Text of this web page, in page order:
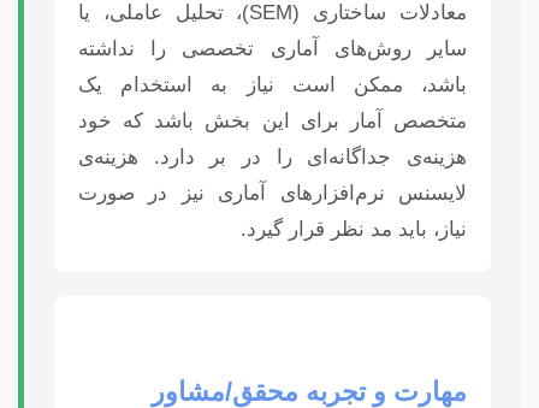
معادلات ساختاری (SEM)، تحلیل عاملی، یا
سایر روش‌های آماری تخصصی را نداشته
باشد، ممکن است نیاز به استخدام یک
متخصص آمار برای این بخش باشد که خود
هزینه‌ی جداگانه‌ای را در بر دارد. هزینه‌ی
لایسنس نرم‌افزارهای آماری نیز در صورت
نیاز، باید مد نظر قرار گیرد.
مهارت و تجربه محقق/مشاور